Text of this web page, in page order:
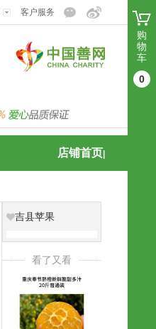
客户服务
店铺首页
吉县苹果
看了又看
购
物
车
0